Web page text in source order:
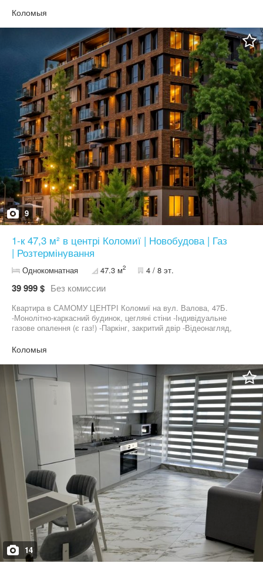
Коломыя
9
1-к 47,3 м² в центрі Коломиї | Новобудова | Газ
| Розтермінування
Однокомнатная 47.3 м2 4 / 8 эт.
39 999 $ Без комиссии
Квартира в САМОМУ ЦЕНТРІ Коломиї на вул. Валова, 47Б.
-Монолітно-каркасний будинок, цегляні стіни -Індивідуальне
газове опалення (є газ!) -Паркінг, закритий двір -Відеонагляд,
Ресторан | Садок і школа | Спортзал Надійний забудовний - MBA
ЖК "Лакшері Бульвар", та інвестиційні проєкти в горах. Здача в
4 кварталі 2027 році, на даний момент забиті палі та
заливається фундамент. Наразі є можливість придбати
квартиру за нанижчою ціною, через декілька місяців відбудеться
підняття цін! Перший внесок від 30% . Розтермінування до 2
років БЕЗ зміни ціни. Без комісії.
Коломыя
14